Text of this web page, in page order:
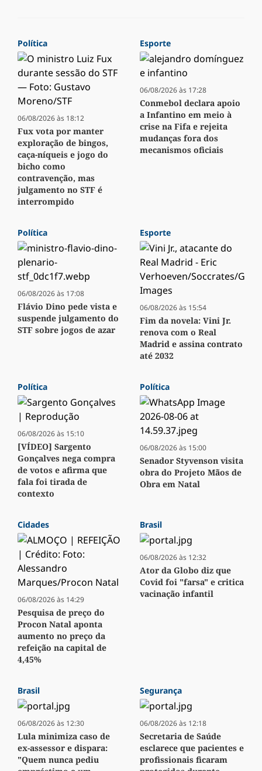
Política
06/08/2026 às 18:12
Fux vota por manter
exploração de bingos,
caça-níqueis e jogo do
bicho como
contravenção, mas
julgamento no STF é
interrompido
Esporte
06/08/2026 às 17:28
Conmebol declara apoio
a Infantino em meio à
crise na Fifa e rejeita
mudanças fora dos
mecanismos oficiais
Política
06/08/2026 às 17:08
Flávio Dino pede vista e
suspende julgamento do
STF sobre jogos de azar
Esporte
06/08/2026 às 15:54
Fim da novela: Vini Jr.
renova com o Real
Madrid e assina contrato
até 2032
Política
06/08/2026 às 15:10
[VÍDEO] Sargento
Gonçalves nega compra
de votos e afirma que
fala foi tirada de
contexto
Política
06/08/2026 às 15:00
Senador Styvenson visita
obra do Projeto Mãos de
Obra em Natal
Cidades
06/08/2026 às 14:29
Pesquisa de preço do
Procon Natal aponta
aumento no preço da
refeição na capital de
4,45%
Brasil
06/08/2026 às 12:32
Ator da Globo diz que
Covid foi "farsa" e critica
vacinação infantil
Brasil
06/08/2026 às 12:30
Lula minimiza caso de
ex-assessor e dispara:
"Quem nunca pediu
Segurança
06/08/2026 às 12:18
Secretaria de Saúde
esclarece que pacientes e
profissionais ficaram